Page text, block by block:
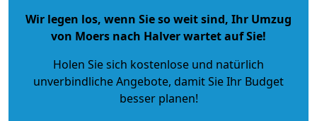
Wir legen los, wenn Sie so weit sind, Ihr Umzug
von Moers nach Halver wartet auf Sie!
Holen Sie sich kostenlose und natürlich
unverbindliche Angebote, damit Sie Ihr Budget
besser planen!